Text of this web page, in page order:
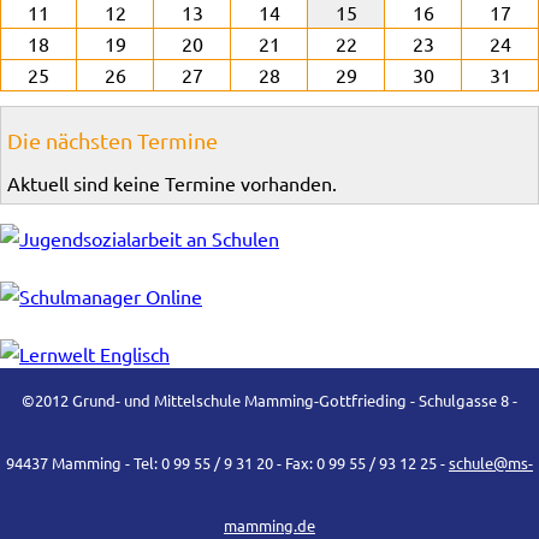
11
12 13 14 15 16
17
18
19 20 21 22 23
24
25
26 27 28 29 30 31
Die nächsten Termine
Aktuell sind keine Termine vorhanden.
©2012 Grund- und Mittelschule Mamming-Gottfrieding - Schulgasse 8 -
94437 Mamming - Tel: 0 99 55 / 9 31 20 - Fax: 0 99 55 / 93 12 25 -schule@ms-
mamming.de